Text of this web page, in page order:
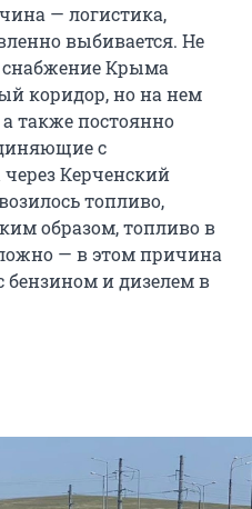
— логистика,
выбивается. Не
снабжение Крыма
коридор, но на нем
также постоянно
с
Керченский
топливо,
образом, топливо в
— в этом причина
бензином и дизелем в